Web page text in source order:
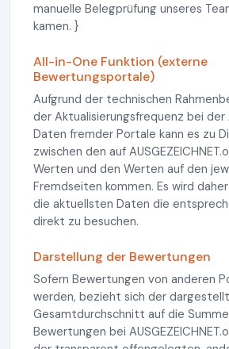
manuelle Belegprüfung unseres
kamen. }
All-in-One Funktion (externe
Bewertungsportale)
Aufgrund der technischen
der Aktualisierungsfrequenz bei
Daten fremder Portale kann es zu
zwischen den auf
Werten und den Werten auf den
Fremdseiten kommen. Es wird
die aktuellsten Daten die
direkt zu besuchen.
Darstellung der Bewertungen
Sofern Bewertungen von anderen
werden, bezieht sich der
Gesamtdurchschnitt auf die
Bewertungen bei